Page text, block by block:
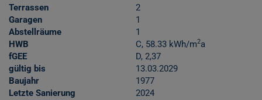
Terrassen
2
Garagen
1
Abstellräume
1
HWB
C, 58.33 kWh/m2a
fGEE
D, 2,37
gültig bis
13.03.2029
Baujahr
1977
Letzte Sanierung
2024